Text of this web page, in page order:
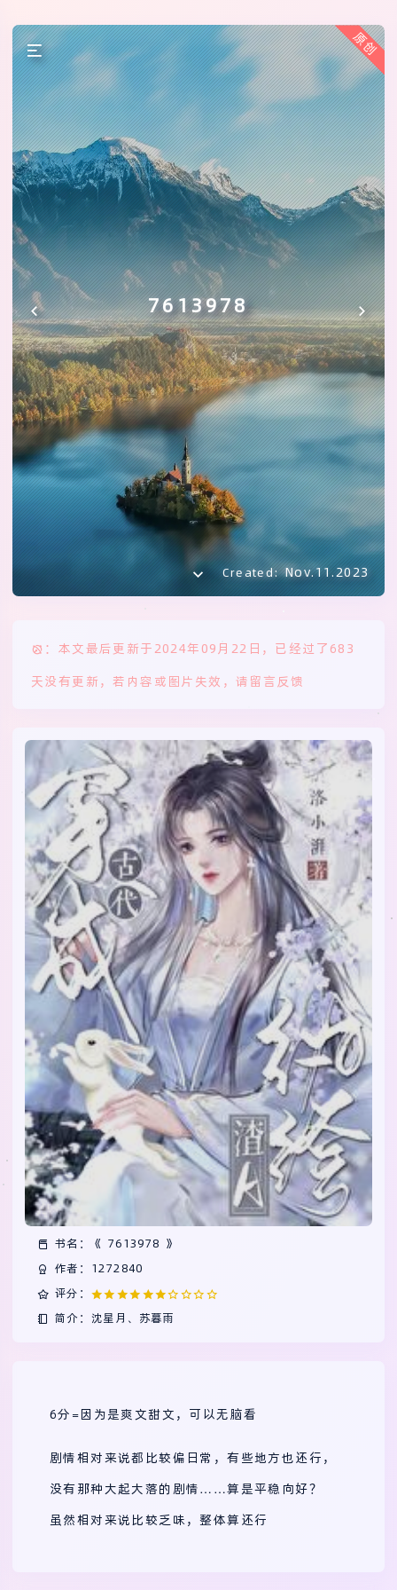
7613978
原创
Created: Nov.11.2023
：本文最后更新于2024年09月22日，已经过了683
天没有更新，若内容或图片失效，请留言反馈
书名：《 7613978 》
作者：1272840
评分：
简介：沈星月、苏暮雨
6分=因为是爽文甜文，可以无脑看
剧情相对来说都比较偏日常，有些地方也还行，
没有那种大起大落的剧情……算是平稳向好？
虽然相对来说比较乏味，整体算还行